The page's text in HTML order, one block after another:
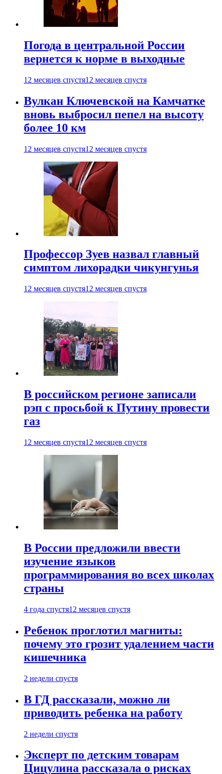
Погода в центральной России
вернется к норме в выходные
12 месяцев спустя12 месяцев спустя
Вулкан Ключевской на Камчатке
вновь выбросил пепел на высоту
более 10 км
12 месяцев спустя12 месяцев спустя
Профессор Зуев назвал главный
симптом лихорадки чикунгунья
12 месяцев спустя12 месяцев спустя
В российском регионе записали
рэп с просьбой к Путину провести
газ
12 месяцев спустя12 месяцев спустя
В России предложили ввести
изучение языков
программирования во всех школах
страны
4 года спустя12 месяцев спустя
Ребенок проглотил магниты:
почему это грозит удалением части
кишечника
2 недели спустя
В ГД рассказали, можно ли
приводить ребенка на работу
2 недели спустя
Эксперт по детским товарам
Цицулина рассказала о рисках